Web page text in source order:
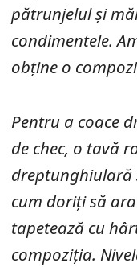
pătrunjelul și
condimentele.
obține o
Pentru a coace
de chec, o tavă
dreptunghiulară
cum doriți să
tapetează cu
compoziția.